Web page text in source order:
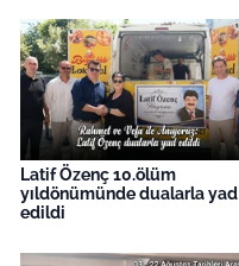
Latif Özenç 10.ölüm
yıldönümünde dualarla yad
edildi